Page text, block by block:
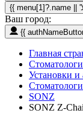
{{ menu[1]?.name ||
Ваш город:
{{
Главная
Установки и
SONZ
SONZ Z-